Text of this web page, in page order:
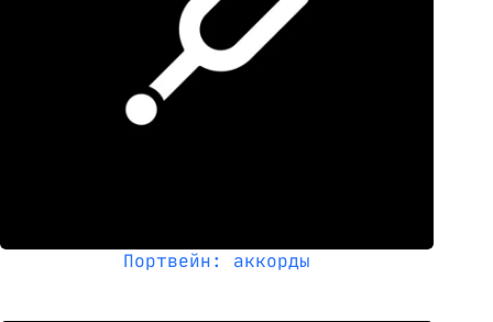
Портвейн: аккорды